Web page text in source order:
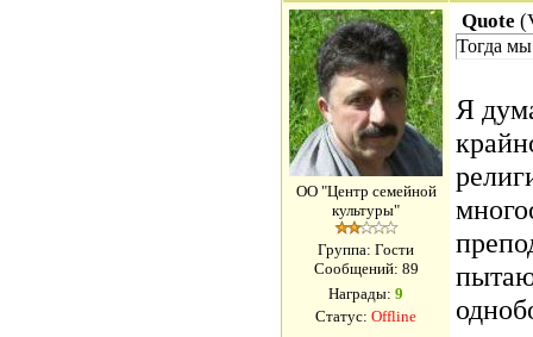
ОО "Центр семейной
культуры"
Группа: Гости
Сообщений: 89
Награды: 9
Статус: Offline
Quote (
Тогда мы
Я